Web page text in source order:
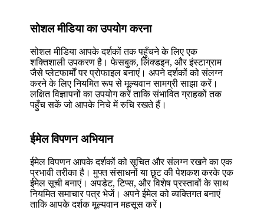
सोशल मीडिया का उपयोग करना
सोशल मीडिया आपके दर्शकों तक पहुँचने के लिए एक
शक्तिशाली उपकरण है। फेसबुक, लिंक्डइन, और इंस्टाग्राम
जैसे प्लेटफार्मों पर प्रोफाइल बनाएं। अपने दर्शकों को संलग्न
करने के लिए नियमित रूप से मूल्यवान सामग्री साझा करें।
लक्षित विज्ञापनों का उपयोग करें ताकि संभावित ग्राहकों तक
पहुँच सकें जो आपके निचे में रुचि रखते हैं।
ईमेल विपणन अभियान
ईमेल विपणन आपके दर्शकों को सूचित और संलग्न रखने का एक
प्रभावी तरीका है। मुफ्त संसाधनों या छूट की पेशकश करके एक
ईमेल सूची बनाएं। अपडेट, टिप्स, और विशेष प्रस्तावों के साथ
नियमित समाचार पत्र भेजें। अपने ईमेल को व्यक्तिगत बनाएं
ताकि आपके दर्शक मूल्यवान महसूस करें।